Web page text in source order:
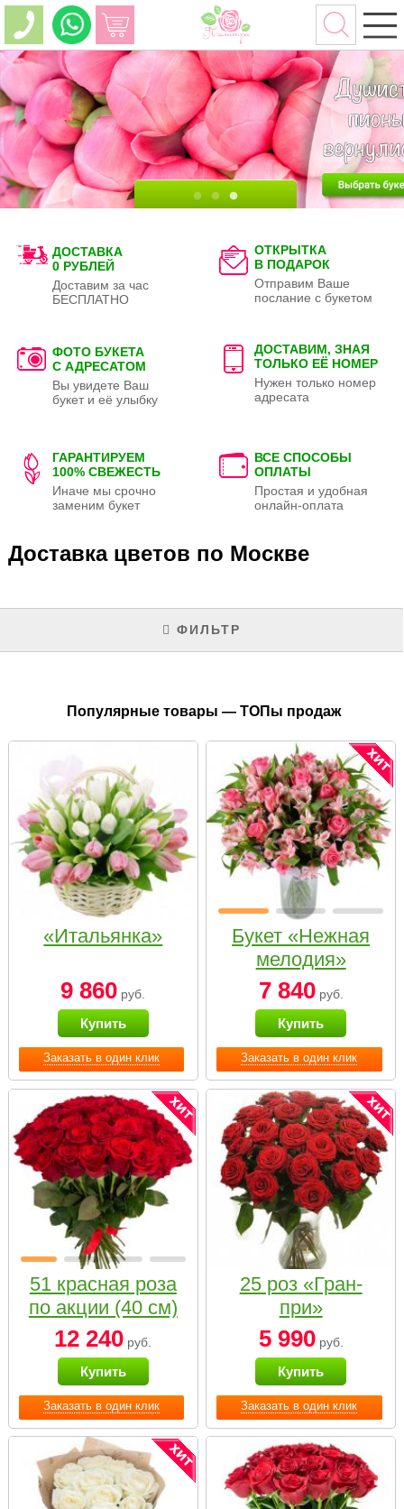
ДОСТАВКА
0 РУБЛЕЙ
Доставим за час
БЕСПЛАТНО
ОТКРЫТКА
В ПОДАРОК
Отправим Ваше
послание с букетом
ФОТО БУКЕТА
С АДРЕСАТОМ
Вы увидете Ваш
букет и её улыбку
ДОСТАВИМ, ЗНАЯ
ТОЛЬКО ЕЁ НОМЕР
Нужен только номер
адресата
ГАРАНТИРУЕМ
100% СВЕЖЕСТЬ
Иначе мы срочно
заменим букет
ВСЕ СПОСОБЫ
ОПЛАТЫ
Простая и удобная
онлайн-оплата
Доставка цветов по Москве
ФИЛЬТР
Популярные товары — ТОПы продаж
Заказать в один клик
«Итальянка»
9 860 руб.
Купить
Заказать в один клик
Букет «Нежная
мелодия»
7 840руб.
Купить
Заказать в один клик
51 красная роза
по акции (40 см)
12 240 руб.
Купить
Заказать в один клик
25 роз «Гран-
при»
5 990руб.
Купить